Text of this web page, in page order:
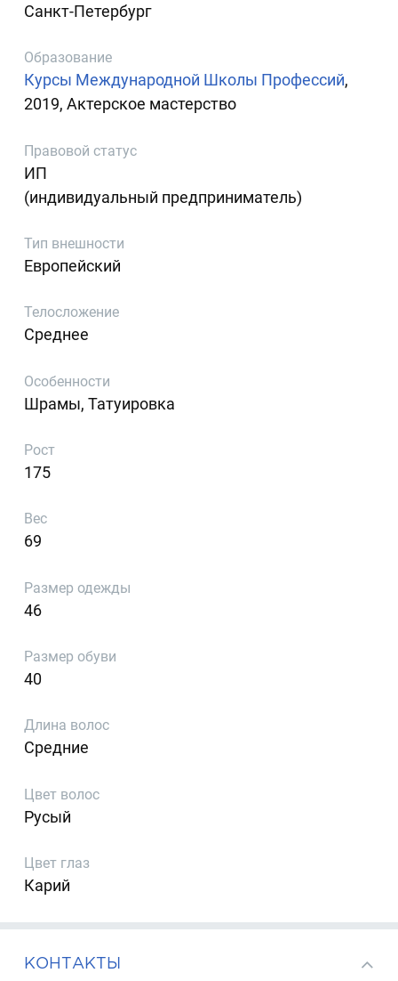
Санкт-Петербург
Образование
Курсы Международной Школы Профессий,
2019, Актерское мастерство
Правовой статус
ИП
(индивидуальный предприниматель)
Тип внешности
Европейский
Телосложение
Среднее
Особенности
Шрамы, Татуировка
Рост
175
Вес
69
Размер одежды
46
Размер обуви
40
Длина волос
Средние
Цвет волос
Русый
Цвет глаз
Карий
КОНТАКТЫ